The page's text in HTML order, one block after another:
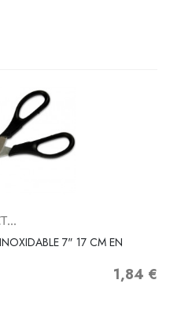
7" 17 CM EN
Precio
1,84 €